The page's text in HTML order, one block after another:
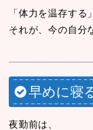
「体力を温存する」
それが、今の自分
早めに寝
夜勤前は、